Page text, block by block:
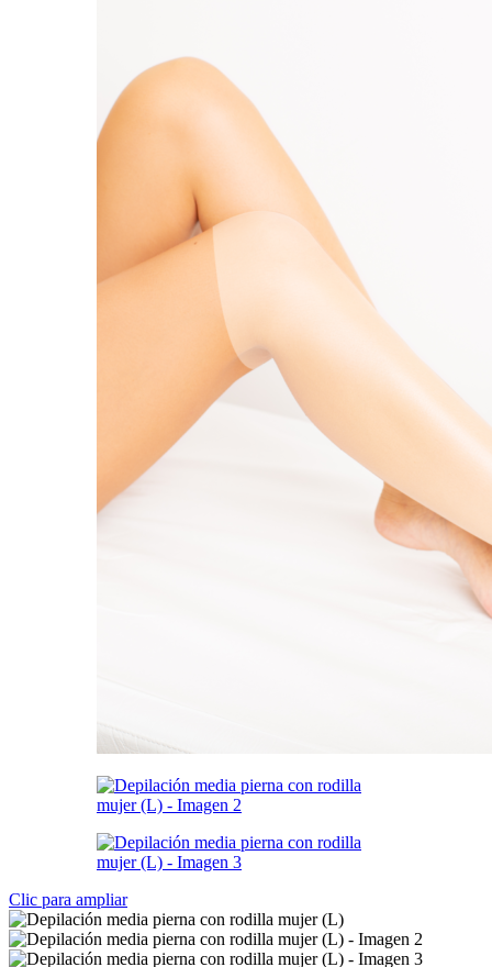
Clic para ampliar